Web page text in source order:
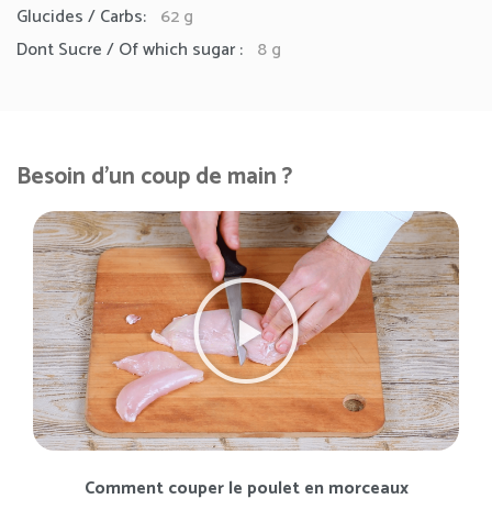
Glucides / Carbs: 62 g
Dont Sucre / Of which sugar : 8 g
Besoin d'un coup de main ?
Comment couper le poulet en morceaux